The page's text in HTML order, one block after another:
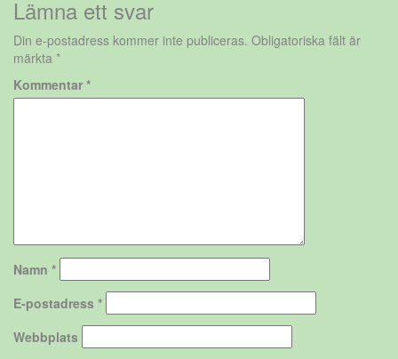
Lämna ett svar
Din e-postadress kommer inte publiceras. Obligatoriska fält är
märkta *
Kommentar *
Namn *
E-postadress *
Webbplats